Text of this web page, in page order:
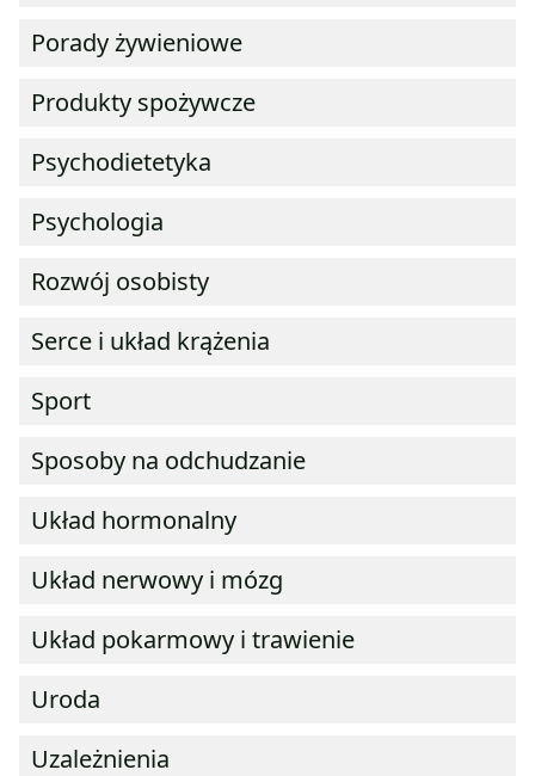
Porady żywieniowe
Produkty spożywcze
Psychodietetyka
Psychologia
Rozwój osobisty
Serce i układ krążenia
Sport
Sposoby na odchudzanie
Układ hormonalny
Układ nerwowy i mózg
Układ pokarmowy i trawienie
Uroda
Uzależnienia